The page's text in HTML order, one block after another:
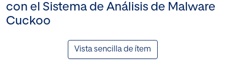
con el Sistema de Análisis de Malware
Cuckoo
Vista sencilla de ítem